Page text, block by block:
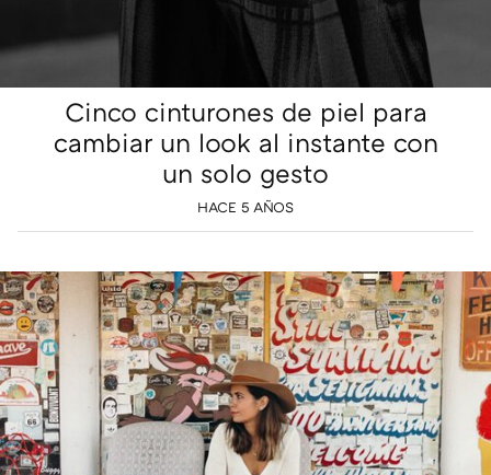
Cinco cinturones de piel para
cambiar un look al instante con
un solo gesto
HACE 5 AÑOS